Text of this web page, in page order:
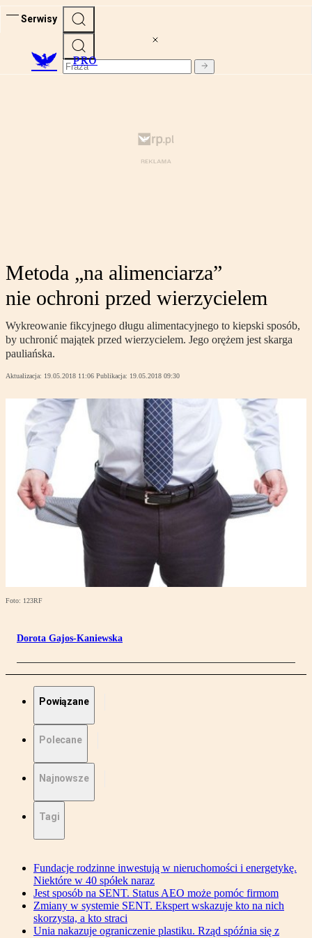
Serwisy
PRO
Metoda „na alimenciarza”
nie ochroni przed wierzycielem
Wykreowanie fikcyjnego długu alimentacyjnego to kiepski sposób,
by uchronić majątek przed wierzycielem. Jego orężem jest skarga
pauliańska.
Aktualizacja: 19.05.2018 11:06 Publikacja: 19.05.2018 09:30
Foto: 123RF
Dorota Gajos-Kaniewska
Powiązane
Polecane
Najnowsze
Tagi
Fundacje rodzinne inwestują w nieruchomości i energetykę.
Niektóre w 40 spółek naraz
Jest sposób na SENT. Status AEO może pomóc firmom
Zmiany w systemie SENT. Ekspert wskazuje kto na nich
skorzysta, a kto straci
Unia nakazuje ograniczenie plastiku. Rząd spóźnia się z